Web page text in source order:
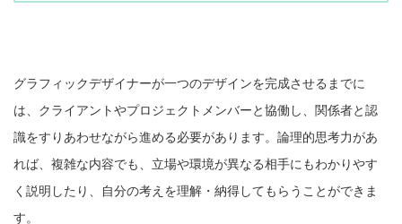
グラフィックデザイナーが一つのデザインを完成させるまでに
は、クライアントやプロジェクトメンバーと協働し、関係者と認
識をすりあわせながら進める必要があります。論理的思考力があ
れば、複雑な内容でも、立場や環境が異なる相手にもわかりやす
く説明したり、自分の考えを理解・納得してもらうことができま
す。